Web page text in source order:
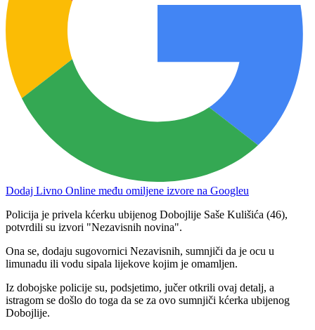
Dodaj Livno Online među omiljene izvore na Googleu
Policija je privela kćerku ubijenog Dobojlije Saše Kulišića (46),
potvrdili su izvori "Nezavisnih novina".
Ona se, dodaju sugovornici Nezavisnih, sumnjiči da je ocu u
limunadu ili vodu sipala lijekove kojim je omamljen.
Iz dobojske policije su, podsjetimo, jučer otkrili ovaj detalj, a
istragom se došlo do toga da se za ovo sumnjiči kćerka ubijenog
Dobojlije.